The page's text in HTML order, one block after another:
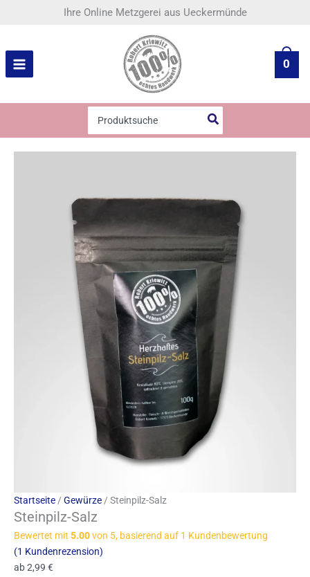
Ihre Online Metzgerei aus Ueckermünde
0
for:
Startseite / Gewürze / Steinpilz-Salz
Steinpilz-Salz
Bewertet mit 5.00von 5, basierend auf 1 Kundenbewertung
(1 Kundenrezension)
ab2,99 €